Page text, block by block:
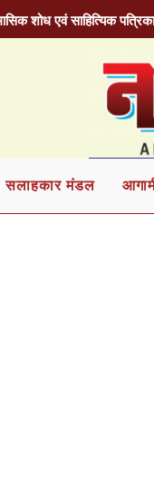
शोध एवं साहित्यिक
सलाहकार मंडल